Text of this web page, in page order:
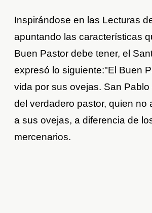
Inspirándose en las Lecturas
apuntando las características
Buen Pastor debe tener, el
expresó lo siguiente:"El Buen
vida por sus ovejas. San Pablo
del verdadero pastor, quien no
a sus ovejas, a diferencia de
mercenarios.